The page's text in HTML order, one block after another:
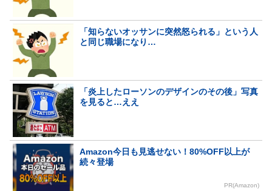
「知らないオッサンに突然怒られる」という人
と同じ職場になり…
「炎上したローソンのデザインのその後」写真
を見ると…ええ
Amazon今日も見逃せない！80%OFF以上が
続々登場
PR(Amazon)